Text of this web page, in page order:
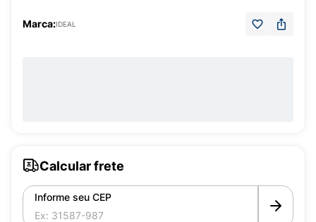
Marca:IDEAL
Calcular frete
Informe seu CEP